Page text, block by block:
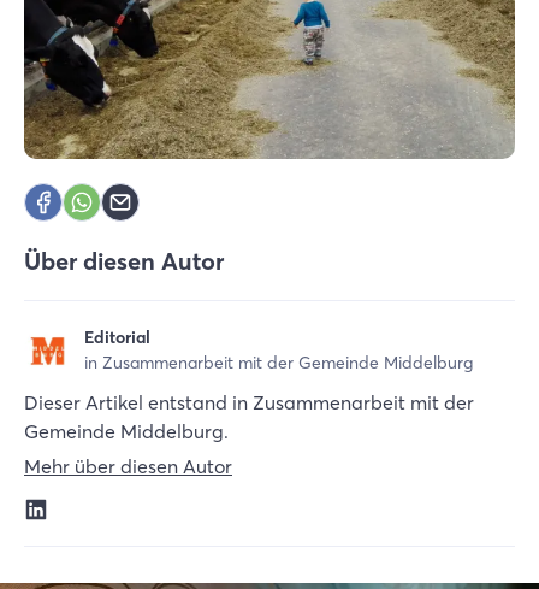
Über diesen Autor
Editorial
in Zusammenarbeit mit der Gemeinde Middelburg
Dieser Artikel entstand in Zusammenarbeit mit der
Gemeinde Middelburg.
Mehr über diesen Autor